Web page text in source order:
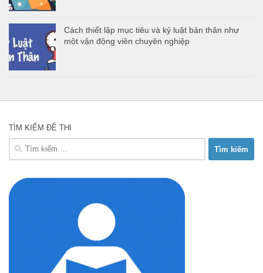
Cách thiết lập mục tiêu và kỷ luật bản thân như
một vận động viên chuyên nghiệp
TÌM KIẾM ĐỀ THI
Tìm
kiếm